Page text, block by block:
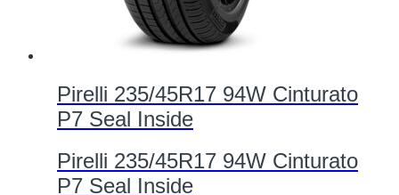
Pirelli 235/45R17 94W Cinturato
P7 Seal Inside
Pirelli 235/45R17 94W Cinturato
P7 Seal Inside